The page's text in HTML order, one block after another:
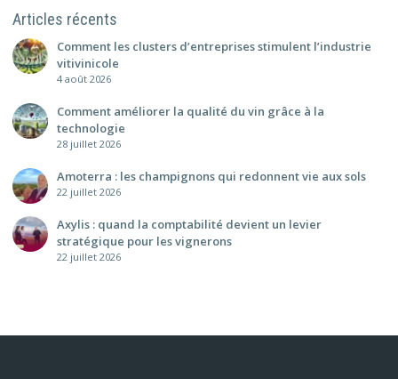
Articles récents
Comment les clusters d’entreprises stimulent l’industrie
vitivinicole
4 août 2026
Comment améliorer la qualité du vin grâce à la
technologie
28 juillet 2026
Amoterra : les champignons qui redonnent vie aux sols
22 juillet 2026
Axylis : quand la comptabilité devient un levier
stratégique pour les vignerons
22 juillet 2026